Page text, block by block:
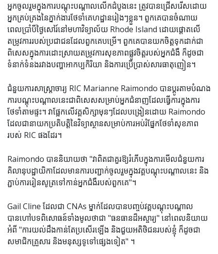
អ្នកចូលរួមក្នុងការបណ្តុះបណ្តាលលើកដំបូងនេះ ត្រូវបានជ្រើសរើសដោយ
អ្នកគ្រប់គ្រងនៃភ្នាក់ងារថែទាំគេហដ្ឋានរៀងៗខ្លួន។ ពួកគេបានចំណាយ
ពេលប្រាំបីថ្ងៃសៅរ៍នៅមហាវិទ្យាល័យ Rhode Island ដោយផ្តោតលើ
តម្រូវការរបស់ប្រជាជនដែលពួកគេបម្រើ។ ពួកគេបានយកចិត្តទុកដាក់ជា
ពិសេសក្នុងការដោះស្រាយតម្រូវការសុខភាពផ្លូវចិត្តរបស់អ្នកជំងឺ ក៏ដូចជា
ទំនាក់ទំនងរវាងបញ្ហាអាកប្បកិរិយា និងការប្រើប្រាស់សារធាតុញៀន។
ជំនួយការសាស្រ្តាចារ្យ RIC Marianne Raimondo បានប្ដូរតាមបំណង
ការបណ្តុះបណ្តាលនេះជាពិសេសសម្រាប់អ្នកជំនាញដែលធ្វើការក្នុងការ
ថែទាំតាមផ្ទះ។ វាផ្អែកលើវគ្គសិក្សាមុនៗដែលបង្រៀនដោយ Raimondo
ដែលជានាយកប្រតិបត្តិនៃវិទ្យាស្ថានសម្រាប់ការអប់រំផ្នែកថែទាំសុខភាព
របស់ RIC ផងដែរ។
Raimondo បាននិយាយថា "វាពិតជាគួរឱ្យរំភើបក្នុងការមើលជំនួយការ
គិលានុបដ្ឋាយិកាដែលមានការបញ្ជាក់ចូលរួមក្នុងវគ្គបណ្តុះបណ្តាលនេះ និង
ភ្ជាប់ការរៀនសូត្រទៅកាន់អ្នកជំងឺរបស់ពួកគេ"។
Gail Cline ដែលជា CNAs ម្នាក់ដែលបានបញ្ចប់វគ្គបណ្តុះបណ្តាល
បានហៅបទពិសោធន៍ទាំងមូលថាជា "ធនធានដ៏អស្ចារ្យ" នៅពេលនិយាយ
អំពី "ការយល់ដឹងកាន់តែប្រសើរឡើង និងជួយអតិថិជនរបស់ខ្ញុំ ក៏ដូចជា
សមាជិកគ្រួសារ និងមនុស្សទូទៅផ្សេងទៀត" ។